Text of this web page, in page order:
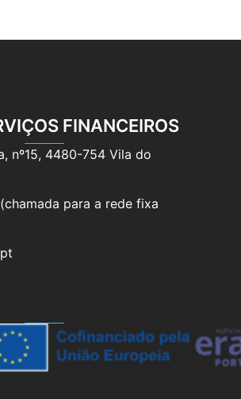
FINANCEIROS
nº15, 4480-754 Vila do
para a rede fixa